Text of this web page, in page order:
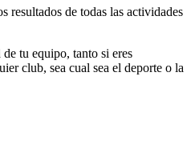
resultados de todas las actividades
tu equipo, tanto si eres
club, sea cual sea el deporte o la